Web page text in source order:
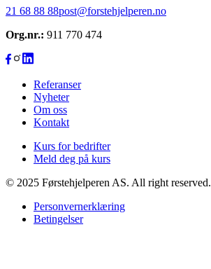
21 68 88 88post@forstehjelperen.no
Org.nr.: 911 770 474
Referanser
Nyheter
Om oss
Kontakt
Kurs for bedrifter
Meld deg på kurs
© 2025 Førstehjelperen AS. All right reserved.
Personvernerklæring
Betingelser